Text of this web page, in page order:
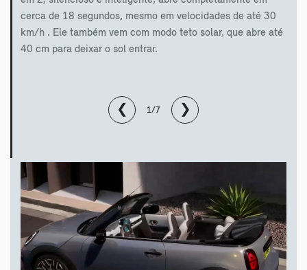
cerca de 18 segundos, mesmo em velocidades de até 30
km/h . Ele também vem com modo teto solar, que abre até
40 cm para deixar o sol entrar.
❮ 1/7 ❯